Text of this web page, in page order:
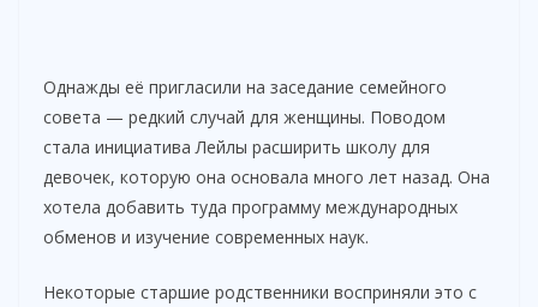
Однажды её пригласили на заседание семейного
совета — редкий случай для женщины. Поводом
стала инициатива Лейлы расширить школу для
девочек, которую она основала много лет назад. Она
хотела добавить туда программу международных
обменов и изучение современных наук.
Некоторые старшие родственники восприняли это с